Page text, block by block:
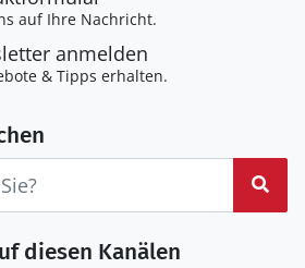
auf Ihre Nachricht.
anmelden
& Tipps erhalten.
diesen Kanälen